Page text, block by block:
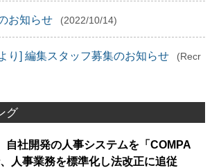
お知らせ (2022/10/14)
り] 編集スタッフ募集のお知らせ
(Recr
グ
自社開発の人事システムを「COMPA
人事業務を標準化し法改正に追従